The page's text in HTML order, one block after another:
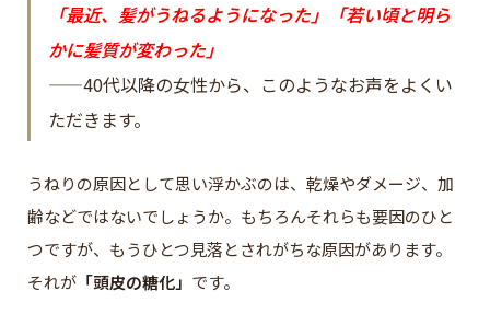
「最近、髪がうねるようになった」「若い頃と明ら
かに髪質が変わった」
——40代以降の女性から、このようなお声をよくい
ただきます。
うねりの原因として思い浮かぶのは、乾燥やダメージ、加
齢などではないでしょうか。もちろんそれらも要因のひと
つですが、もうひとつ見落とされがちな原因があります。
それが「頭皮の糖化」 です。